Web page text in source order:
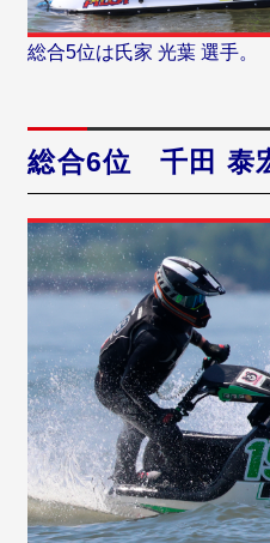
総合5位は氏家 光葉 選手。
総合6位 千田 泰